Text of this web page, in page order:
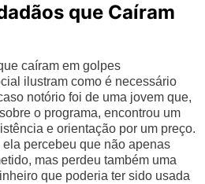
que Caíram
caíram em golpes
ilustram como é necessário
notório foi de uma jovem que,
o programa, encontrou um
e orientação por um preço.
percebeu que não apenas
mas perdeu também uma
que poderia ter sido usada